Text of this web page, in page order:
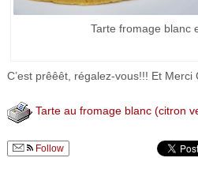
Tarte fromage blanc
C’est prêêêt, régalez-vous!!! Et Merci
Tarte au fromage blanc (citron
Follow